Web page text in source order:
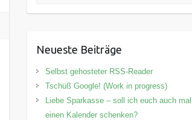
Neueste Beiträge
Selbst gehosteter RSS-Reader
Tschüß Google! (Work in progress)
Liebe Sparkasse – soll ich euch auch mal
einen Kalender schenken?